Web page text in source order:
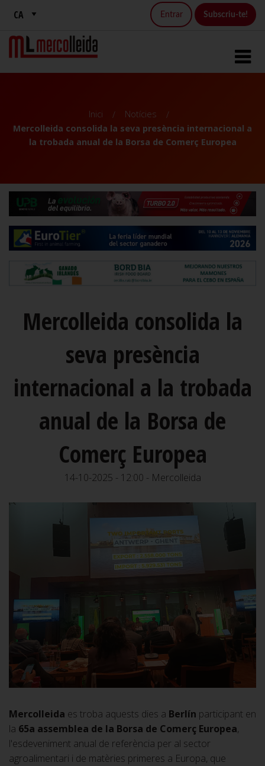
Entrar Subscriu-te!
Inici
Notícies
Mercolleida consolida la seva presència internacional a
la trobada anual de la Borsa de Comerç Europea
Mercolleida consolida la
seva presència
internacional a la trobada
anual de la Borsa de
Comerç Europea
14-10-2025 - 12:00 - Mercolleida
Mercolleida es troba aquests dies a Berlín participant en
la 65a assemblea de la Borsa de Comerç Europea,
l'esdeveniment anual de referència per al sector
agroalimentari i de matèries primeres a Europa, que